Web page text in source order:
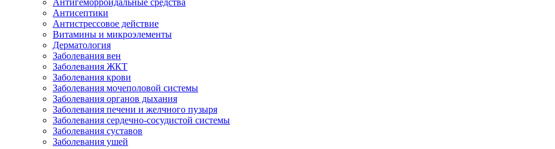
Антигеморроидальные средства
Антисептики
Антистрессовое действие
Витамины и микроэлементы
Дерматология
Заболевания вен
Заболевания ЖКТ
Заболевания крови
Заболевания мочеполовой системы
Заболевания органов дыхания
Заболевания печени и желчного пузыря
Заболевания сердечно-сосудистой системы
Заболевания суставов
Заболевания ушей